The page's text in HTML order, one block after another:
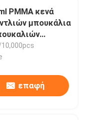
PMMA κενά
μπουκάλια
αέρα
επαφή